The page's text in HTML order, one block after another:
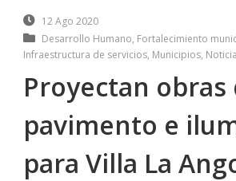
12 Ago 2020
Desarrollo Humano, Fortalecimiento
Infraestructura de servicios, Municipios,
Proyectan obras
pavimento e
para Villa La